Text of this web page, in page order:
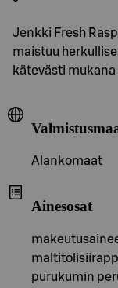
Jenkki Fresh
maistuu
kätevästi
Alankomaat
Ainesosat
purukumin